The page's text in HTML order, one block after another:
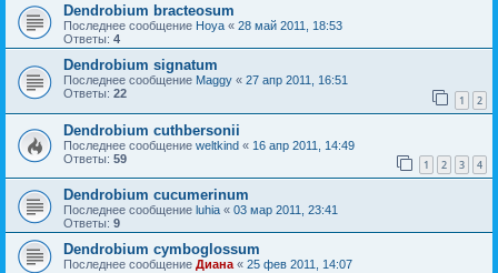
Dendrobium bracteosum
Последнее сообщение Hoya « 28 май 2011, 18:53
Ответы: 4
Dendrobium signatum
Последнее сообщение Maggy « 27 апр 2011, 16:51
Ответы: 22 1 2
Dendrobium cuthbersonii
Последнее сообщение weltkind « 16 апр 2011, 14:49
Ответы: 59 1 2 3 4
Dendrobium cucumerinum
Последнее сообщение luhia « 03 мар 2011, 23:41
Ответы: 9
Dendrobium cymboglossum
Последнее сообщение Диана « 25 фев 2011, 14:07